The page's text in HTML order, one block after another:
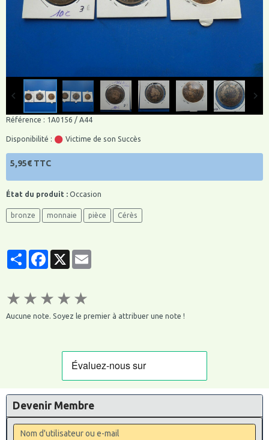
Référence : 1A0156 / A44
Disponibilité : Victime de son Succès
5,95€ TTC
État du produit : Occasion
bronze monnaie pièce Cérès
PartagerFacebook
X
★ ★ ★ ★ ★
Aucune note. Soyez le premier à attribuer une note !
Devenir Membre